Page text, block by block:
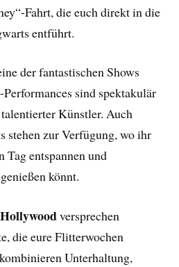
Fahrt, die euch direkt in die
entführt.
der fantastischen Shows
sind spektakulär
Künstler. Auch
stehen zur Verfügung, wo ihr
Tag entspannen und
könnt.
versprechen
die eure Flitterwochen
Unterhaltung,